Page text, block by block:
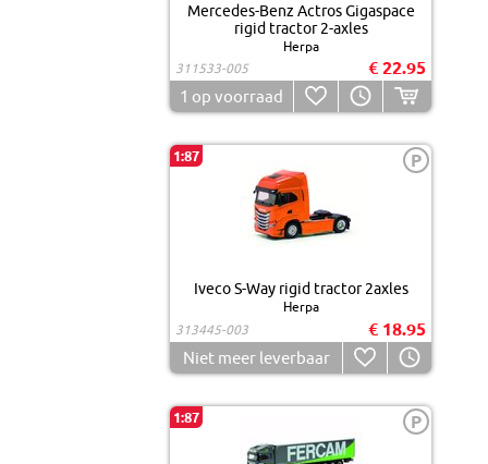
Mercedes-Benz Actros Gigaspace
rigid tractor 2-axles
Herpa
311533-005
€ 22.95
1 op voorraad
1:87 P
Iveco S-Way rigid tractor 2axles
Herpa
313445-003
€ 18.95
Niet meer leverbaar
1:87 P